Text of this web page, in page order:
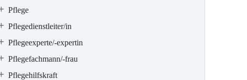
Pflege
Pflegedienstleiter/in
Pflegeexperte/-expertin
Pflegefachmann/-frau
Pflegehilfskraft